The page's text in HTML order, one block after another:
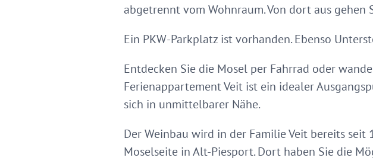
abgetrennt vom Wohnraum. Von dort aus
Ein PKW-Parkplatz ist vorhanden. Ebenso
Entdecken Sie die Mosel per Fahrrad oder
Ferienappartement Veit ist ein idealer
sich in unmittelbarer Nähe.
Der Weinbau wird in der Familie Veit bereits
Moselseite in Alt-Piesport. Dort haben Sie die